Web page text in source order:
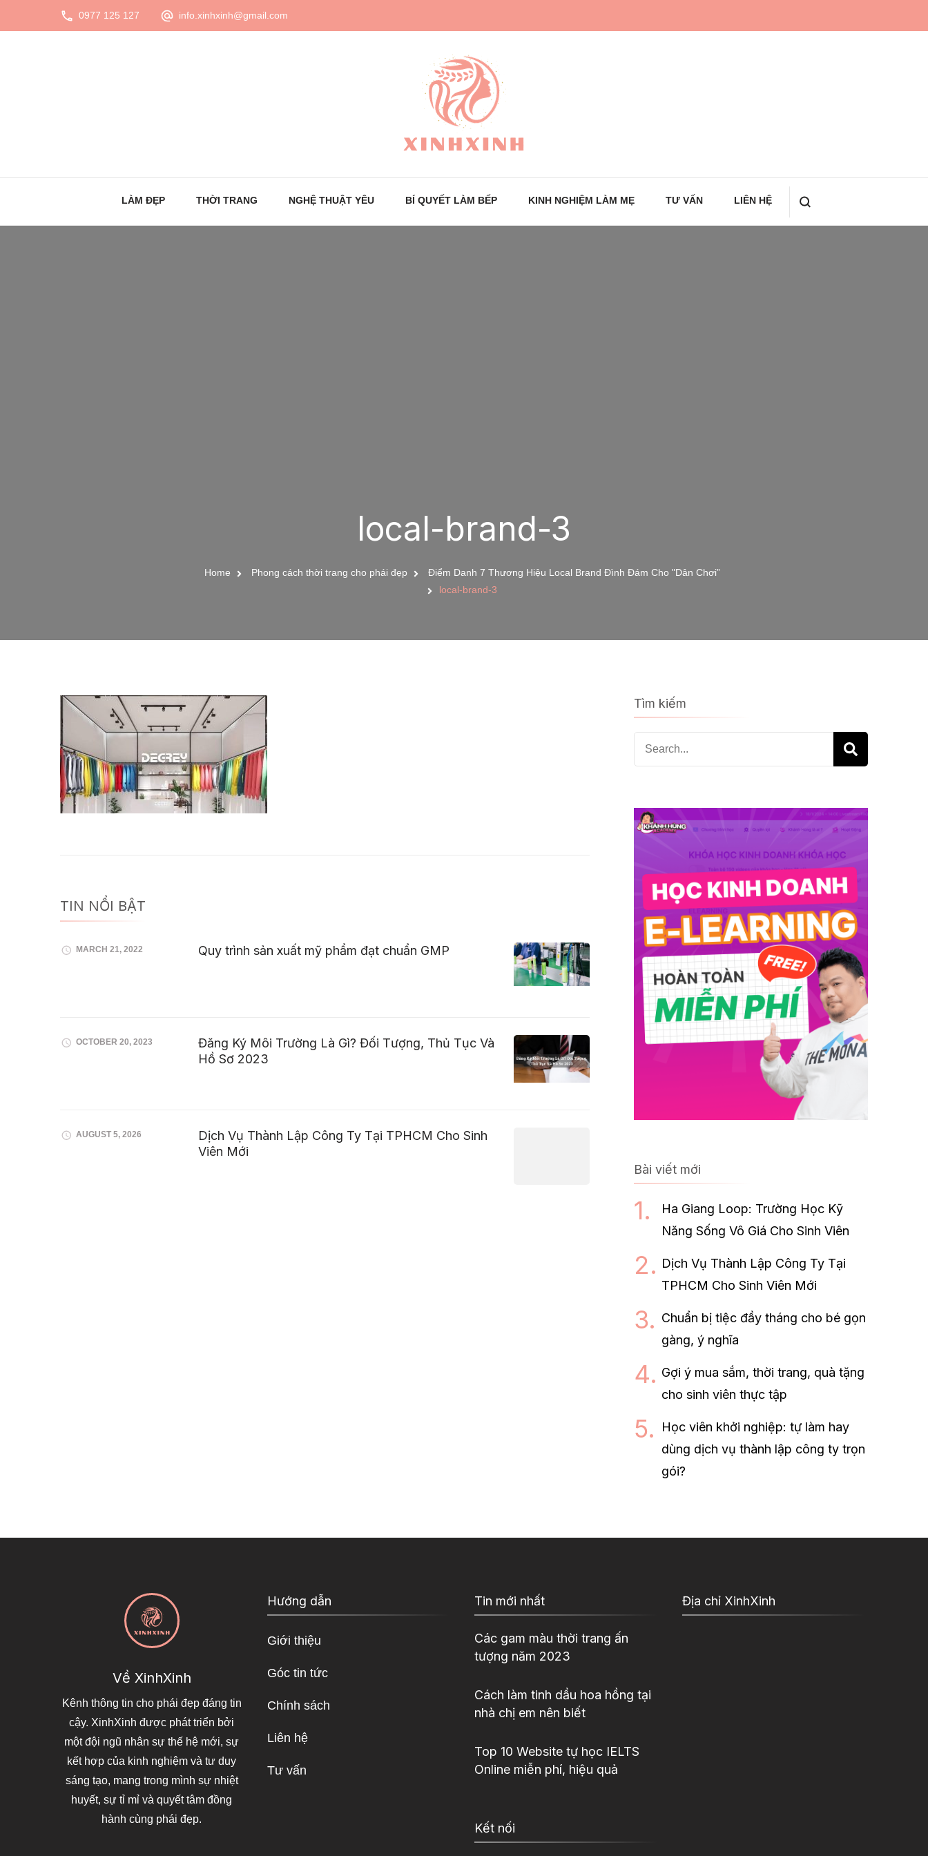
0977 125 127 info.xinhxinh@gmail.com
XinhXinh
Trang tin tức cho phái đẹp
LÀM ĐẸP THỜI TRANG NGHỆ THUẬT YÊU BÍ QUYẾT LÀM BẾP KINH NGHIỆM LÀM MẸ TƯ VẤN LIÊN HỆ
local-brand-3
Home Phong cách thời trang cho phái đẹp
Điểm Danh 7 Thương Hiệu Local Brand Đình Đám Cho "Dân Chơi”
local-brand-3
TIN NỔI BẬT
MARCH 21, 2022 Quy trình sản xuất mỹ phẩm đạt chuẩn GMP
OCTOBER 20, 2023
Đăng Ký Môi Trường Là Gì? Đối Tượng, Thủ Tục Và
Hồ Sơ 2023
AUGUST 5, 2026
Dịch Vụ Thành Lập Công Ty Tại TPHCM Cho Sinh
Viên Mới
Tìm kiếm
Search
for:
Bài viết mới
Ha Giang Loop: Trường Học Kỹ
Năng Sống Vô Giá Cho Sinh Viên
Dịch Vụ Thành Lập Công Ty Tại
TPHCM Cho Sinh Viên Mới
Chuẩn bị tiệc đầy tháng cho bé gọn
gàng, ý nghĩa
Gợi ý mua sắm, thời trang, quà tặng
cho sinh viên thực tập
Học viên khởi nghiệp: tự làm hay
dùng dịch vụ thành lập công ty trọn
gói?
Về XinhXinh
Kênh thông tin cho phái đẹp đáng tin
cậy. XinhXinh được phát triển bởi
một đội ngũ nhân sự thế hệ mới, sự
kết hợp của kinh nghiệm và tư duy
sáng tạo, mang trong mình sự nhiệt
huyết, sự tỉ mỉ và quyết tâm đồng
hành cùng phái đẹp.
Hướng dẫn
Giới thiệu
Góc tin tức
Chính sách
Liên hệ
Tư vấn
Tin mới nhất
Các gam màu thời trang ấn
tượng năm 2023
Cách làm tinh dầu hoa hồng tại
nhà chị em nên biết
Top 10 Website tự học IELTS
Online miễn phí, hiệu quả
Kết nối
Địa chỉ XinhXinh